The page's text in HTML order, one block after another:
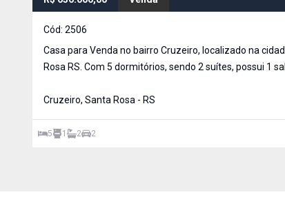
Cód: 2506
Casa para Venda no bairro Cruzeiro, localizado na
Rosa RS. Com 5 dormitórios, sendo 2 suítes, possui 1 sala, 1
Cruzeiro, Santa Rosa - RS
5 1 2 2